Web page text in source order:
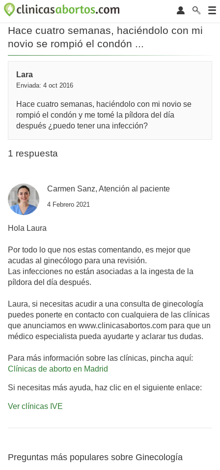
Hace cuatro semanas, haciéndolo con mi
novio se rompió el condón ...
Lara
Enviada: 4 oct 2016
Hace cuatro semanas, haciéndolo con mi novio se
rompió el condón y me tomé la píldora del día
después ¿puedo tener una infección?
1 respuesta
Carmen Sanz, Atención al paciente
4 Febrero 2021
Hola Laura
Por todo lo que nos estas comentando, es mejor que
acudas al ginecólogo para una revisión.
Las infecciones no están asociadas a la ingesta de la
píldora del día después.
Laura, si necesitas acudir a una consulta de ginecología
puedes ponerte en contacto con cualquiera de las clínicas
que anunciamos en www.clinicasabortos.com para que un
médico especialista pueda ayudarte y aclarar tus dudas.
Para más información sobre las clínicas, pincha aquí:
Clínicas de aborto en Madrid
Si necesitas más ayuda, haz clic en el siguiente enlace:
Ver clínicas IVE
Preguntas más populares sobre Ginecología